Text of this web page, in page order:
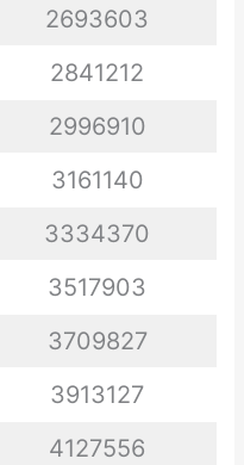
2693603
2841212
2996910
3161140
3334370
3517903
3709827
3913127
4127556